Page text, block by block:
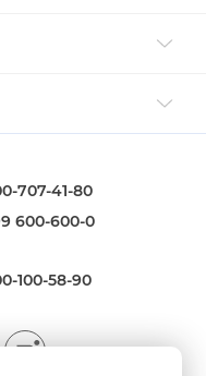
707-41-80
600-600-0
100-58-90